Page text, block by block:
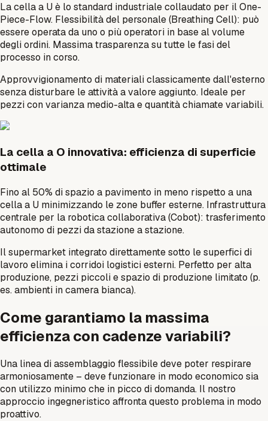
La cella a U è lo standard industriale collaudato per il One-
Piece-Flow. Flessibilità del personale (Breathing Cell): può
essere operata da uno o più operatori in base al volume
degli ordini. Massima trasparenza su tutte le fasi del
processo in corso.
Approvvigionamento di materiali classicamente dall'esterno
senza disturbare le attività a valore aggiunto. Ideale per
pezzi con varianza medio-alta e quantità chiamate variabili.
La cella a O innovativa: efficienza di superficie
ottimale
Fino al 50% di spazio a pavimento in meno rispetto a una
cella a U minimizzando le zone buffer esterne. Infrastruttura
centrale per la robotica collaborativa (Cobot): trasferimento
autonomo di pezzi da stazione a stazione.
Il supermarket integrato direttamente sotto le superfici di
lavoro elimina i corridoi logistici esterni. Perfetto per alta
produzione, pezzi piccoli e spazio di produzione limitato (p.
es. ambienti in camera bianca).
Come garantiamo la massima
efficienza con cadenze variabili?
Una linea di assemblaggio flessibile deve poter respirare
armoniosamente – deve funzionare in modo economico sia
con utilizzo minimo che in picco di domanda. Il nostro
approccio ingegneristico affronta questo problema in modo
proattivo.